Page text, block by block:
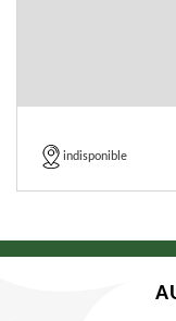
indisponible